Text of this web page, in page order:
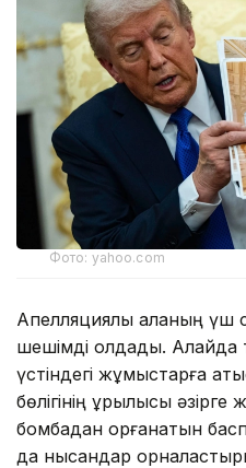
Фото: yahoo.com
Апелляциялық алқаның үш
шешімді қолдады.
үстіндегі жұмыстарға
бөлігінің құрылысы
бомбадан қорғанатын
да нысандар